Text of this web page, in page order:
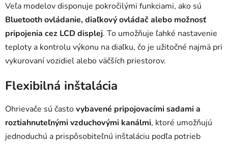
ý
p
i
s
u
Veľa modelov disponuje pokročilými funkciami, ako sú
Bluetooth ovládanie, diaľkový ovládač alebo možnosť
pripojenia cez LCD displej. To umožňuje ľahké nastavenie
teploty a kontrolu výkonu na diaľku, čo je užitočné najmä pri
vykurovaní vozidiel alebo väčších priestorov.
Flexibilná inštalácia
Ohrievače sú častovybavené pripojovacími sadami a
roztiahnuteľnými vzduchovými kanálmi, ktoré umožňujú
jednoduchú a prispôsobiteľnú inštaláciu podľa potrieb